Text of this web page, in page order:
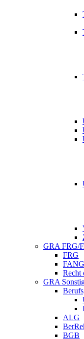
GRA FRG/
FRG
FANG
Recht
GRA
ALG
BGB